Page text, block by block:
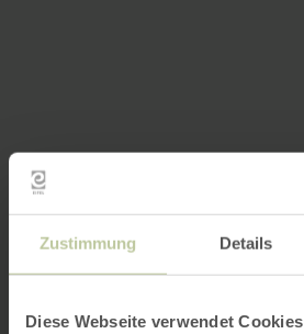
Zustimmung Details
Diese Webseite verwendet Cookies